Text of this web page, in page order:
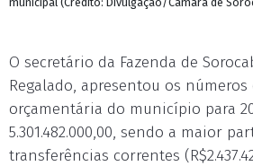
O secretário da Fazenda de
Regalado, apresentou os números
orçamentária do município para
5.301.482.000,00, sendo a maior
transferências correntes